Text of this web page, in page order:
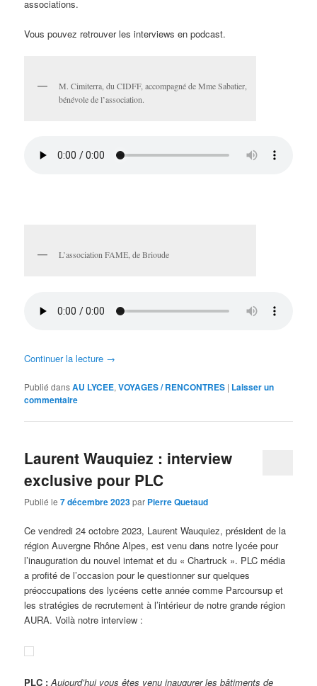
associations.
Vous pouvez retrouver les interviews en podcast.
M. Cimiterra, du CIDFF, accompagné de Mme Sabatier,
bénévole de l’association.
L’association FAME, de Brioude
Continuer la lecture →
Publié dansAU LYCEE,VOYAGES / RENCONTRES | Laisser un
commentaire
Laurent Wauquiez : interview
exclusive pour PLC
Publié le7 décembre 2023par Pierre Quetaud
Ce vendredi 24 octobre 2023, Laurent Wauquiez, président de la
région Auvergne Rhône Alpes, est venu dans notre lycée pour
l’inauguration du nouvel internat et du « Chartruck ». PLC média
a profité de l’occasion pour le questionner sur quelques
préoccupations des lycéens cette année comme Parcoursup et
les stratégies de recrutement à l’intérieur de notre grande région
AURA. Voilà notre interview :
PLC : Aujourd’hui vous êtes venu inaugurer les bâtiments de